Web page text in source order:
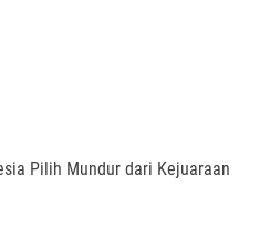
Pilih Mundur dari Kejuaraan